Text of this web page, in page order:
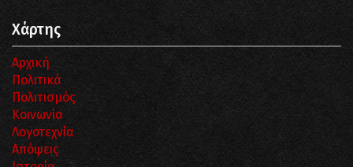
Χάρτης
Αρχική
Πολιτικά
Πολιτισμός
Κοινωνία
Λογοτεχνία
Απόψεις